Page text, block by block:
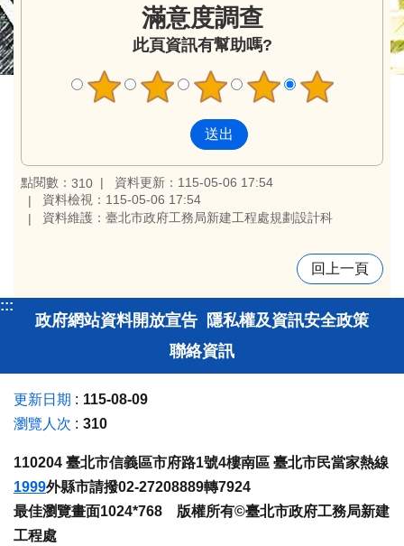
滿意度調查
此頁資訊有幫助嗎?
點閱數： 310
資料更新：115-05-06 17:54
資料檢視：115-05-06 17:54
資料維護：臺北市政府工務局新建工程處規劃設計科
回上一頁
:::
政府網站資料開放宣告 隱私權及資訊安全政策
聯絡資訊
更新日期
115-08-09
瀏覽人次
310
110204 臺北市信義區市府路1號4樓南區 臺北市民當家熱線
1999外縣市請撥02-27208889轉7924
最佳瀏覽畫面1024*768 版權所有©臺北市政府工務局新建
工程處